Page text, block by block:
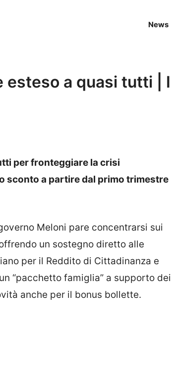
News
a quasi tutti | I
per fronteggiare la crisi
sconto a partire dal primo trimestre
Meloni pare concentrarsi sui
un sostegno diretto alle
per il Reddito di Cittadinanza e
“pacchetto famiglia” a supporto dei
anche per il bonus bollette.